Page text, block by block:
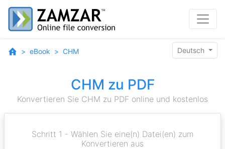
eBook CHM Deutsch
CHM zu PDF
Konvertieren Sie CHM zu PDF online und kostenlos
Schritt 1 - Wählen Sie eine(n) Datei(en) zum
Konvertieren aus